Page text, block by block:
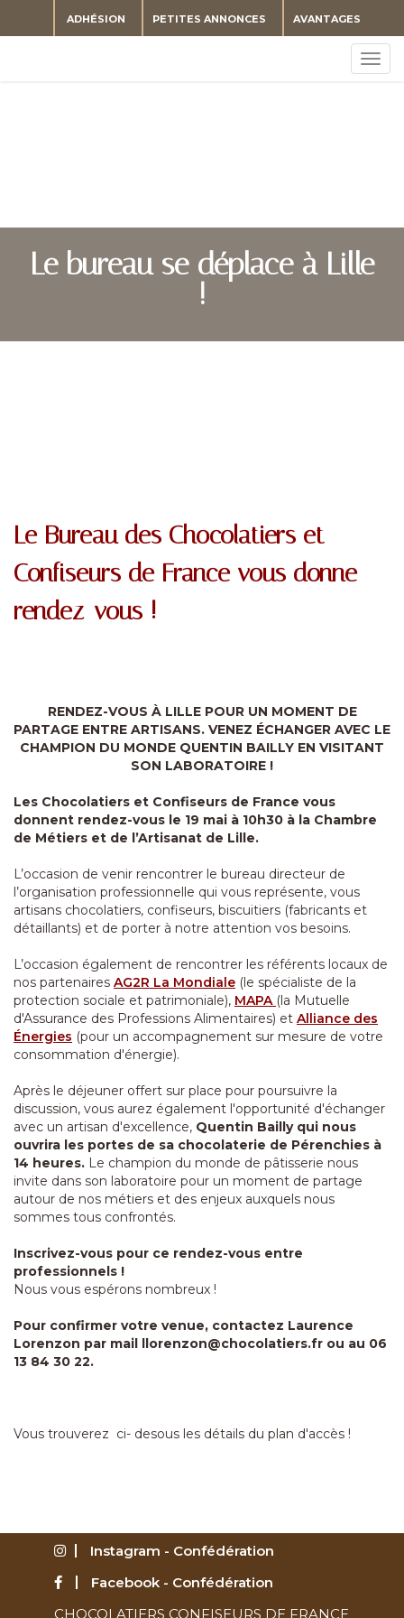
AVANTAGES
PETITES ANNONCES
ADHÉSION
Le bureau se déplace à Lille
!
Le Bureau des Chocolatiers et
Confiseurs de France vous donne
rendez-vous !
RENDEZ-VOUS À LILLE POUR UN MOMENT DE
PARTAGE ENTRE ARTISANS. VENEZ ÉCHANGER AVEC LE
CHAMPION DU MONDE QUENTIN BAILLY EN VISITANT
SON LABORATOIRE !
Les Chocolatiers et Confiseurs de France vous
donnent rendez-vous le 19 mai à 10h30 à la Chambre
de Métiers et de l’Artisanat de Lille.
L’occasion de venir rencontrer le bureau directeur de
l’organisation professionnelle qui vous représente, vous
artisans chocolatiers, confiseurs, biscuitiers (fabricants et
détaillants) et de porter à notre attention vos besoins.
L’occasion également de rencontrer les référents locaux de
nos partenaires AG2R La Mondiale (le spécialiste de la
protection sociale et patrimoniale), MAPA (la Mutuelle
d'Assurance des Professions Alimentaires) et Alliance des
Énergies (pour un accompagnement sur mesure de votre
consommation d'énergie).
Après le déjeuner offert sur place pour poursuivre la
discussion, vous aurez également l'opportunité d'échanger
avec un artisan d'excellence, Quentin Bailly qui nous
ouvrira les portes de sa chocolaterie de Pérenchies à
14 heures. Le champion du monde de pâtisserie nous
invite dans son laboratoire pour un moment de partage
autour de nos métiers et des enjeux auxquels nous
sommes tous confrontés.
Inscrivez-vous pour ce rendez-vous entre
professionnels !
Nous vous espérons nombreux !
Pour confirmer votre venue, contactez Laurence
Lorenzon par mail llorenzon@chocolatiers.fr ou au 06
13 84 30 22.
Vous trouverez ci- desous les détails du plan d'accès !
Instagram - Confédération
Facebook - Confédération
CHOCOLATIERS CONFISEURS DE FRANCE